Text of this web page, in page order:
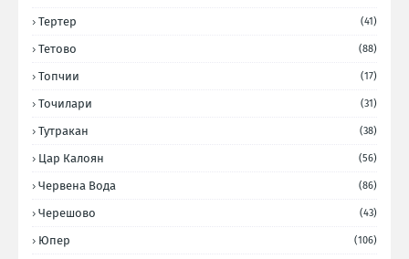
Тертер (41)
Тетово (88)
Топчии (17)
Точилари (31)
Тутракан (38)
Цар Калоян (56)
Червена Вода (86)
Черешово (43)
Юпер (106)